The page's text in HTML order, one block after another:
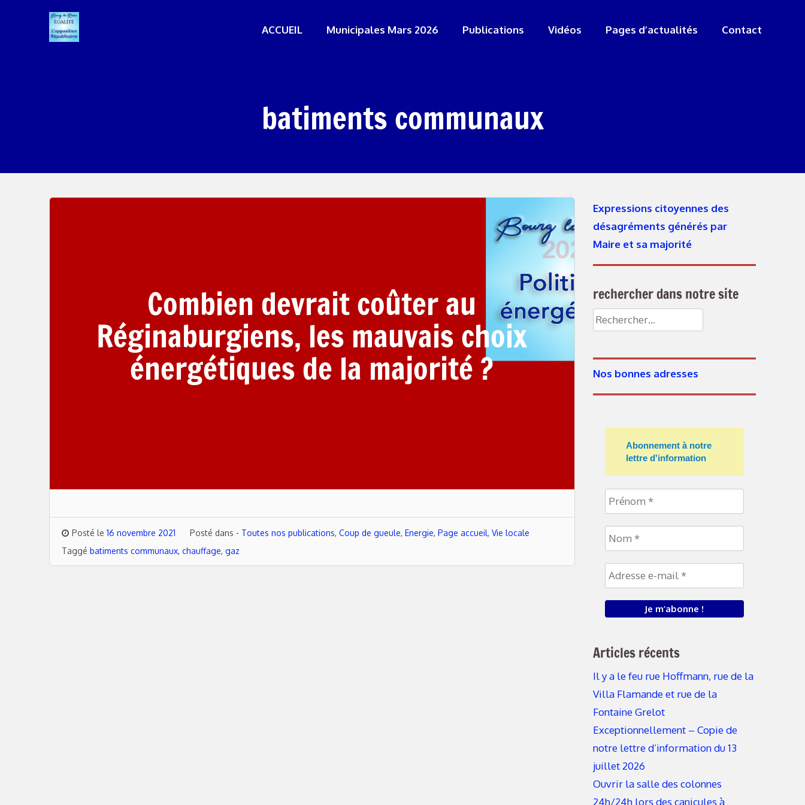
ACCUEIL Municipales Mars 2026 Publications Vidéos Pages d’actualités Contact
batiments communaux
Combien devrait coûter au
Réginaburgiens, les mauvais choix
énergétiques de la majorité ?
Posté le 16 novembre 2021 Posté dans - Toutes nos publications, Coup de gueule, Energie, Page accueil, Vie locale
Taggé batiments communaux, chauffage, gaz
Expressions citoyennes des
désagréments générés par
Maire et sa majorité
rechercher dans notre site
Rechercher :
Nos bonnes adresses
Abonnement à notre
lettre d'information
Articles récents
Il y a le feu rue Hoffmann, rue de la
Villa Flamande et rue de la
Fontaine Grelot
Exceptionnellement – Copie de
notre lettre d’information du 13
juillet 2026
Ouvrir la salle des colonnes
24h/24h lors des canicules à